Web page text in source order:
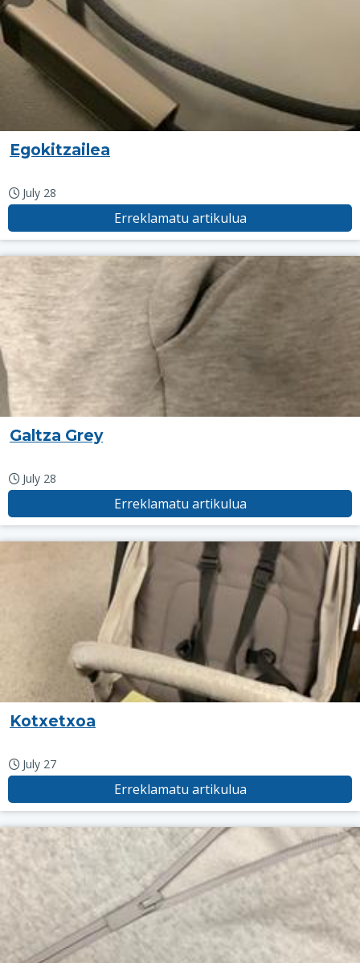
Egokitzailea
July 28
Erreklamatu artikulua
Galtza Grey
July 28
Erreklamatu artikulua
Kotxetxoa
July 27
Erreklamatu artikulua